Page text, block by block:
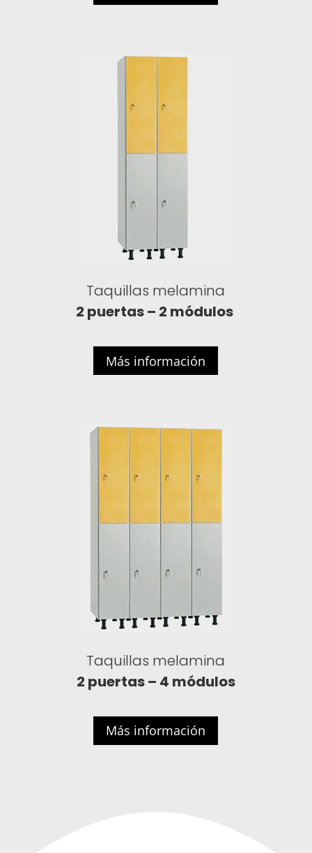
Taquillas melamina
2 puertas – 2 módulos
Más información
Taquillas melamina
2 puertas – 4 módulos
Más información